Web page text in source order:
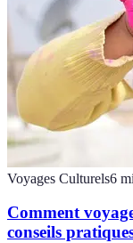
Voyages Culturels6
Comment
conseils